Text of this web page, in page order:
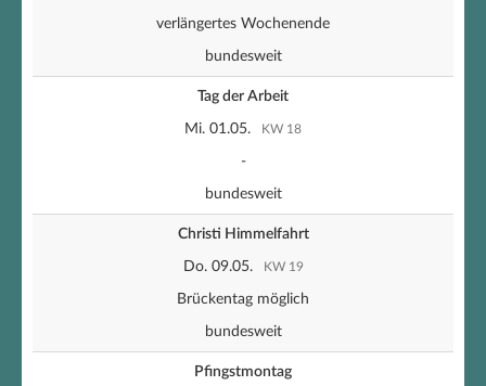
verlängertes Wochenende
bundesweit
Tag der Arbeit
Mi. 01.05. KW 18
-
bundesweit
Christi Himmelfahrt
Do. 09.05. KW 19
Brückentag möglich
bundesweit
Pfingstmontag